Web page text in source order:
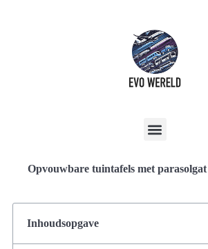
Opvouwbare tuintafels met
Inhoudsopgave